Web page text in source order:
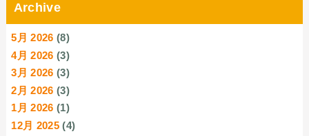
Archive
5月 2026 (8)
4月 2026 (3)
3月 2026 (3)
2月 2026 (3)
1月 2026 (1)
12月 2025 (4)